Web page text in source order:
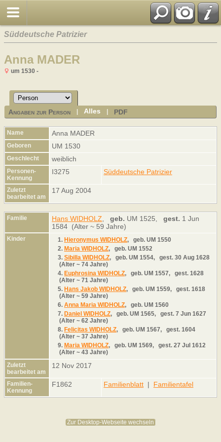
Süddeutsche Patrizier
Anna MADER
um 1530 -
Angaben zur Person |Alles PDF
Name Anna MADER
Geboren UM 1530
Geschlecht weiblich
Personen-
Kennung
I3275 Süddeutsche Patrizier
Zuletzt
bearbeitet am
17 Aug 2004
Familie Hans WIDHOLZ geb. UM 1525, gest. 1 Jun
1584 (Alter ~ 59 Jahre)
Kinder 1. Hieronymus WIDHOLZ, geb. UM 1550
2. Maria WIDHOLZ, geb. UM 1552
3. Sibilla WIDHOLZ, geb. UM 1554, gest. 30 Aug 1628
(Alter ~ 74 Jahre)
4. Euphrosina WIDHOLZ, geb. UM 1557, gest. 1628
(Alter ~ 71 Jahre)
5. Hans Jakob WIDHOLZ, geb. UM 1559, gest. 1618
(Alter ~ 59 Jahre)
6. Anna Maria WIDHOLZ, geb. UM 1560
7. Daniel WIDHOLZ, geb. UM 1565, gest. 7 Jun 1627
(Alter ~ 62 Jahre)
8. Felicitas WIDHOLZ, geb. UM 1567, gest. 1604
(Alter ~ 37 Jahre)
9. Maria WIDHOLZ, geb. UM 1569, gest. 27 Jul 1612
(Alter ~ 43 Jahre)
Zuletzt
bearbeitet am
12 Nov 2017
Familien-
Kennung
F1862 Familienblatt | Familientafel
Zur Desktop-Webseite wechseln